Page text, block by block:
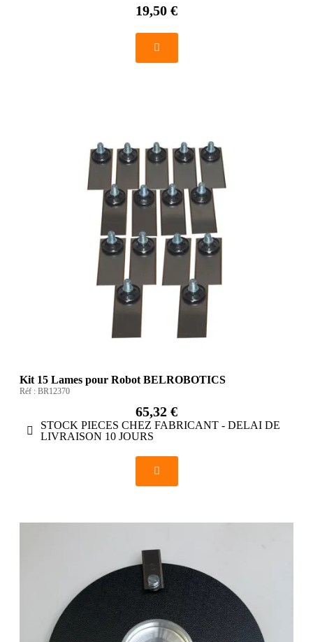
19,50 €
Kit 15 Lames pour Robot BELROBOTICS
Réf : BR12370
65,32 €
STOCK PIECES CHEZ FABRICANT - DELAI DE
LIVRAISON 10 JOURS